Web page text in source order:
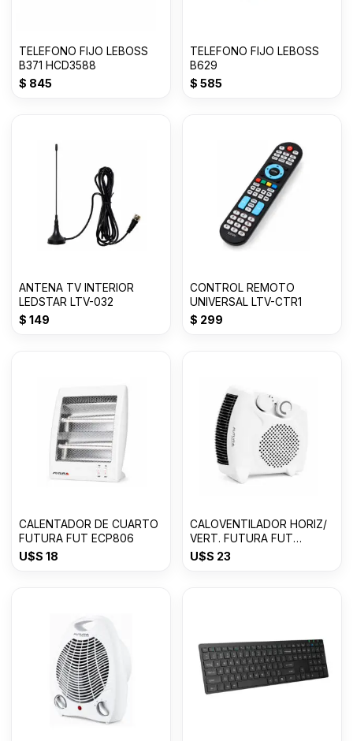
TELEFONO FIJO LEBOSS
B371 HCD3588
$ 845
TELEFONO FIJO LEBOSS
B629
$ 585
ANTENA TV INTERIOR
LEDSTAR LTV-032
$ 149
CONTROL REMOTO
UNIVERSAL LTV-CTR1
$ 299
CALENTADOR DE CUARTO
FUTURA FUT ECP806
U$S 18
CALOVENTILADOR HORIZ/
VERT. FUTURA FUT
CV2003VH
U$S 23